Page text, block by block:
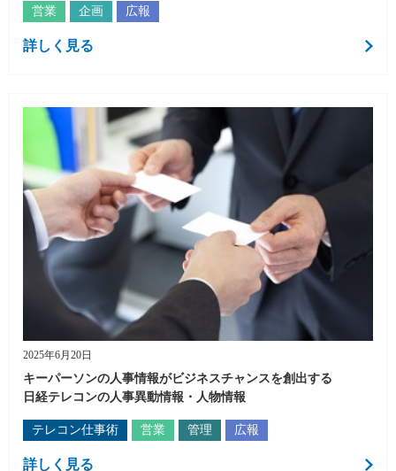
営業 企画 広報
詳しく見る
2025年6月20日
キーパーソンの人事情報がビジネスチャンスを創出する
日経テレコンの人事異動情報・人物情報
テレコン仕事術 営業 管理 広報
詳しく見る